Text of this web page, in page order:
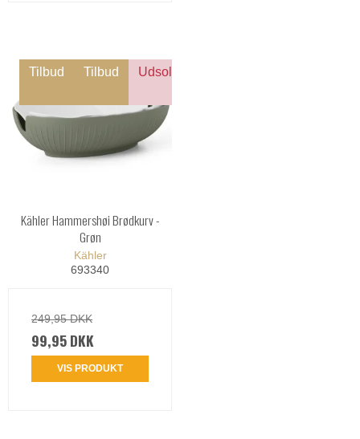
Tilbud Tilbud Udsolgt
Kähler Hammershøi Brødkurv -
Grøn
Kähler
693340
249,95 DKK
99,95 DKK
VIS PRODUKT